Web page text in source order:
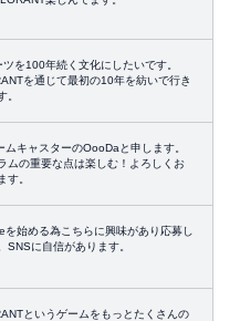
を100年続く文化にしたいです。
を通じて最初の10年を紡いで行き
。
ムキャスターのOooDaと申します。
ムの重要な点は楽しむ！よろしくお
す。
始める為こちらに興味があり応募し
SNSに自信があります。
というゲームをもっとたくさんの